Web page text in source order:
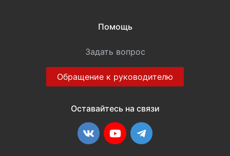
Помощь
Задать вопрос
Обращение к руководителю
Оставайтесь на связи
ВКонтакте
YouTubeTelegram